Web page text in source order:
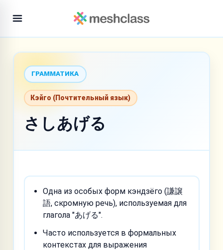
ГРАММАТИКА
Кэйго (Почтительный язык)
さしあげる
Одна из особых форм кэндзёго (謙譲
語, скромную речь), используемая для
глагола "あげる".
Часто используется в формальных
контекстах для выражения